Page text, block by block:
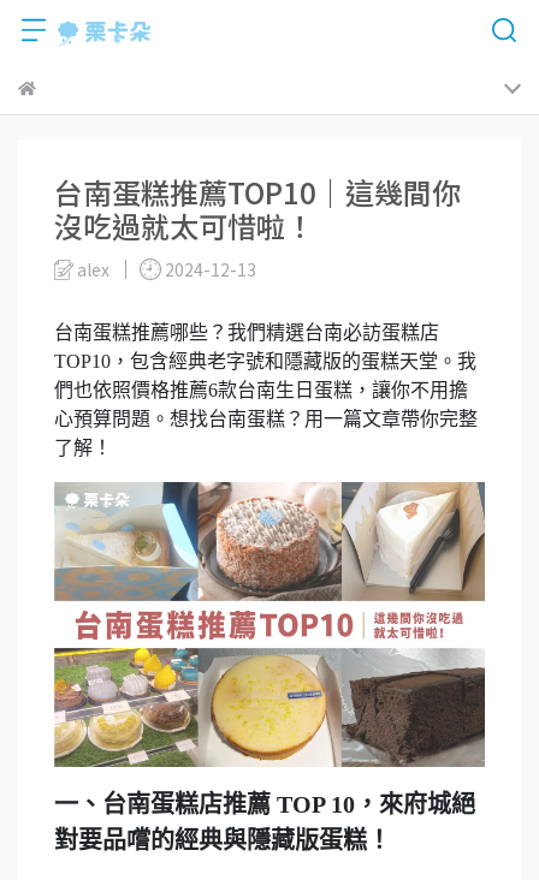
台南蛋糕推薦TOP10｜這幾間你
沒吃過就太可惜啦！
alex 2024-12-13
台南蛋糕推薦哪些？我們精選台南必訪蛋糕店
TOP10，包含經典老字號和隱藏版的蛋糕天堂。我
們也依照價格推薦6款台南生日蛋糕，讓你不用擔
心預算問題。想找台南蛋糕？用一篇文章帶你完整
了解！
一、台南蛋糕店推薦 TOP 10，來府城絕
對要品嚐的經典與隱藏版蛋糕！